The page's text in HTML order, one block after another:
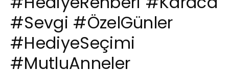
#Sevgi #ÖzelGünler
#HediyeSeçimi
#MutluAnneler